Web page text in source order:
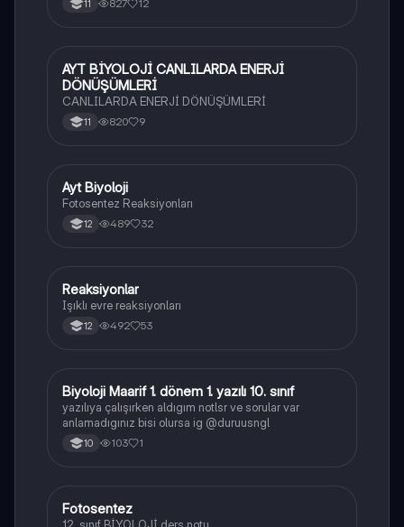
11 827 12
Biyoloji
AYT BİYOLOJİ CANLILARDA ENERJİ
DÖNÜŞÜMLERİ
CANLILARDA ENERJİ DÖNÜŞÜMLERİ
11 820 9
Biyoloji
Ayt Biyoloji
Fotosentez Reaksiyonları
12 489 32
Biyoloji
Reaksiyonlar
Işıklı evre reaksiyonları
12 492 53
Biyoloji
Biyoloji Maarif 1. dönem 1. yazılı 10. sınıf
yazılıya çalışırken aldıgım notlsr ve sorular var
anlamadıgınız bisi olursa ig @duruusngl
10 103 1
Biyoloji
Fotosentez